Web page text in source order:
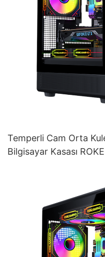
Temperli Cam Orta
Bilgisayar Kasası